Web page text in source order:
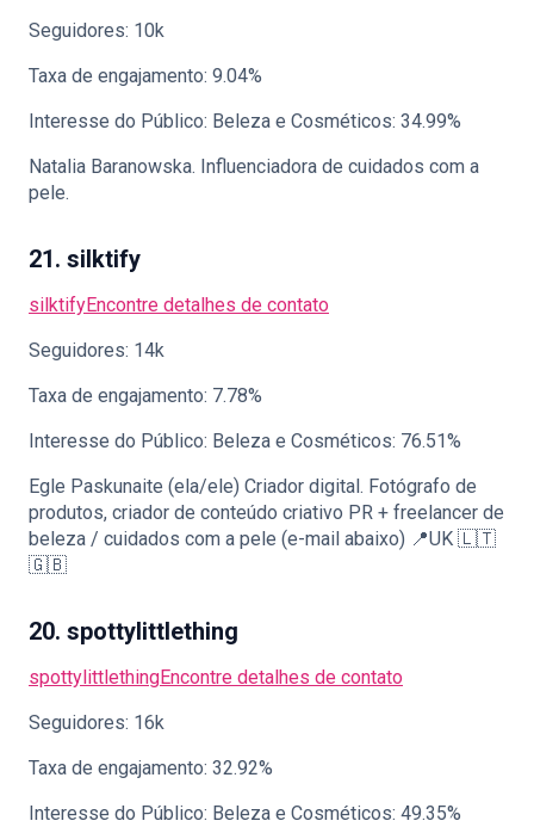
Seguidores: 10k
Taxa de engajamento: 9.04%
Interesse do Público: Beleza e Cosméticos: 34.99%
Natalia Baranowska. Influenciadora de cuidados com a
pele.
21. silktify
silktifyEncontre detalhes de contato
Seguidores: 14k
Taxa de engajamento: 7.78%
Interesse do Público: Beleza e Cosméticos: 76.51%
Egle Paskunaite (ela/ele) Criador digital. Fotógrafo de
produtos, criador de conteúdo criativo PR + freelancer de
beleza / cuidados com a pele (e-mail abaixo) 📍UK 🇱🇹
🇬🇧
20. spottylittlething
spottylittlethingEncontre detalhes de contato
Seguidores: 16k
Taxa de engajamento: 32.92%
Interesse do Público: Beleza e Cosméticos: 49.35%